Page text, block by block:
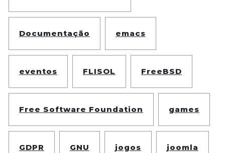
Documentação emacs
eventos FLISOL FreeBSD
Free Software Foundation games
GDPR GNU jogos joomla